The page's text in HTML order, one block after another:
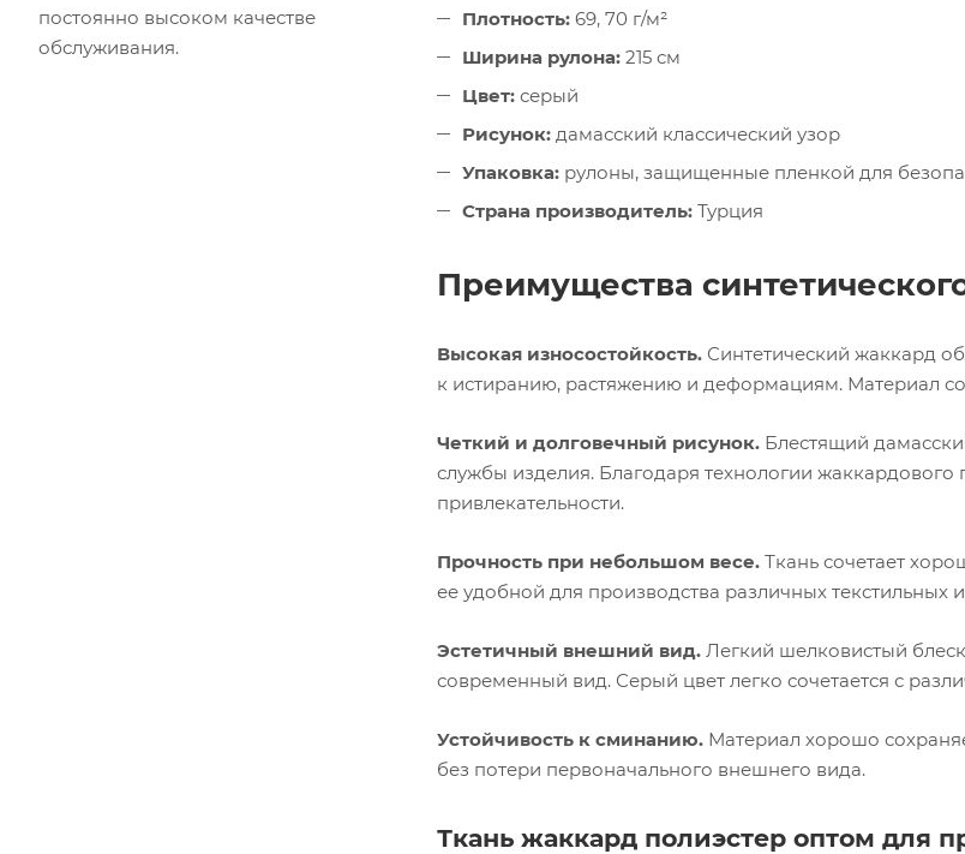
Плотность: 69, 70 г/м²
Ширина рулона: 215 см
Цвет: серый
Рисунок: дамасский классический узор
Упаковка: рулоны, защищенные пленкой для
Страна производитель: Турция
Преимущества
Высокая износостойкость. Синтетический жаккард
к истиранию, растяжению и деформациям. Материал
Четкий и долговечный рисунок. Блестящий
службы изделия. Благодаря технологии жаккардового
привлекательности.
Прочность при небольшом весе. Ткань сочетает
ее удобной для производства различных текстильных
Эстетичный внешний вид. Легкий шелковистый
современный вид. Серый цвет легко сочетается с
Устойчивость к сминанию. Материал хорошо
без потери первоначального внешнего вида.
Ткань жаккард полиэстер оптом для
постоянно высоком качестве
обслуживания.